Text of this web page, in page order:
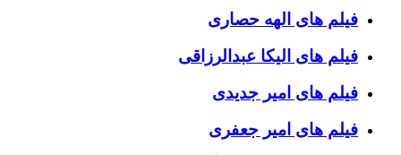
فیلم های الهه حصاری
فیلم های الیکا عبدالرزاقی
فیلم های امیر جدیدی
فیلم های امیر جعفری